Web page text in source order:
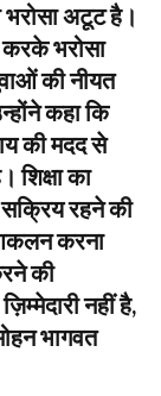
अटूट है।
भरोसा
की नीयत
कहा कि
की मदद से
शिक्षा का
रहने की
करना
की
नहीं है,
भागवत